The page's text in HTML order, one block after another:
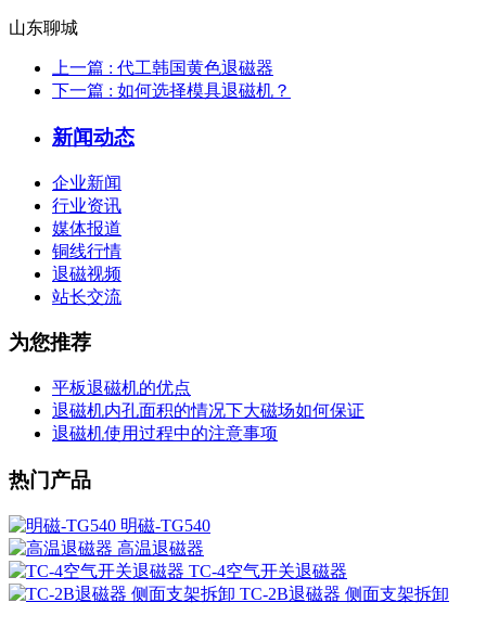
山东聊城
上一篇 : 代工韩国黄色退磁器
下一篇 : 如何选择模具退磁机？
新闻动态
企业新闻
行业资讯
媒体报道
铜线行情
退磁视频
站长交流
为您推荐
平板退磁机的优点
退磁机内孔面积的情况下大磁场如何保证
退磁机使用过程中的注意事项
热门产品
明磁-TG540
高温退磁器
TC-4空气开关退磁器
TC-2B退磁器 侧面支架拆卸